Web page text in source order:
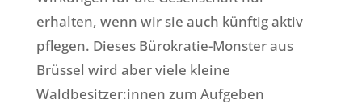
erhalten, wenn wir sie auch künftig aktiv
pflegen. Dieses Bürokratie-Monster aus
Brüssel wird aber viele kleine
Waldbesitzer:innen zum Aufgeben